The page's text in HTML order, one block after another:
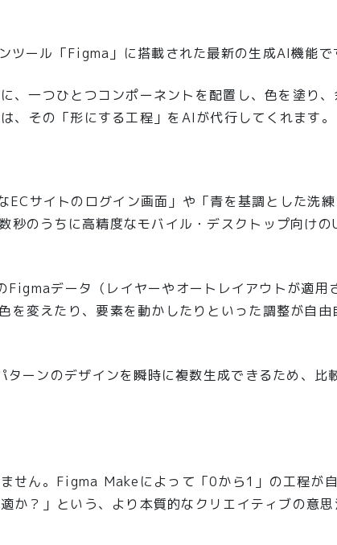
ール「Figma」に搭載された最新の生成AI機能で
、一つひとつコンポーネントを配置し、色を塗り、
その「形にする工程」をAIが代行してくれます。
ECサイトのログイン画面」や「青を基調とした洗
秒のうちに高精度なモバイル・デスクトップ向けの
データ（レイヤーやオートレイアウトが適用
を変えたり、要素を動かしたりといった調整が自由
ーンのデザインを瞬時に複数生成できるため、比
せん。Figma Makeによって「0から1」の工程が
か？」という、より本質的なクリエイティブの意思